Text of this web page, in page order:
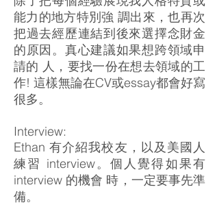
能力的地方特別強 調出來，也再次
把過去經歷連結到後來選擇念財金
的原因。真心建議如果想跨領域申
請的 人，要找一份在想去領域的工
作! 這樣無論在CV或essay都會好寫
很多。
Interview:
Ethan 有介紹我校友，以及美國人
練習 interview。個人覺得如果有
interview 的機會 時，一定要事先準
備。